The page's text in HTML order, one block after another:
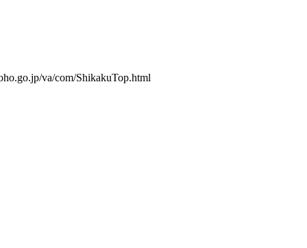
va/com/ShikakuTop.html